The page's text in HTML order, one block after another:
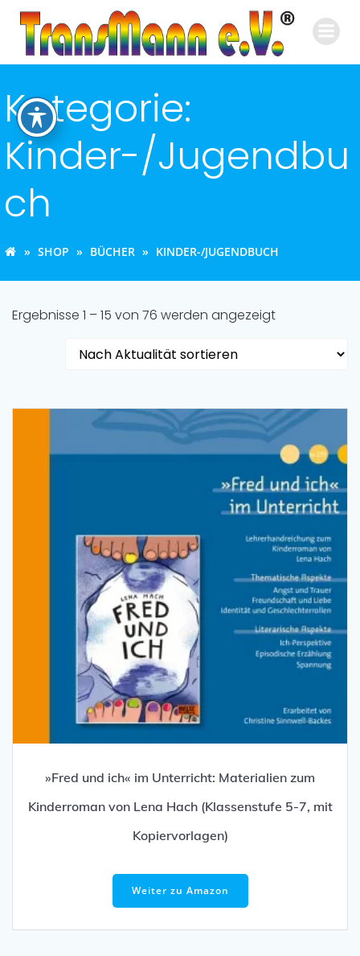
Inhalt
springen
Kategorie:
Kinder-/Jugendbu
ch
SHOP BÜCHER KINDER-/JUGENDBUCH
Ergebnisse 1 – 15 von 76 werden angezeigtNach
»Fred und ich« im Unterricht: Materialien zum
Kinderroman von Lena Hach (Klassenstufe 5-7, mit
Kopiervorlagen)
Weiter zu Amazon